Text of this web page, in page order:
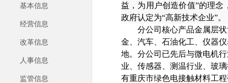
基本信息
经营信息
改革信息
人事信息
监管信息
益，为 用户创造价值”的理念
政府认定为“高新技术企业”。
分公司核心产品金属层
金、汽车、石油化工、仪器
地。分公司已先后与微电机
业、传感器、测温行业、玻
有重庆市绿色电接触材料工